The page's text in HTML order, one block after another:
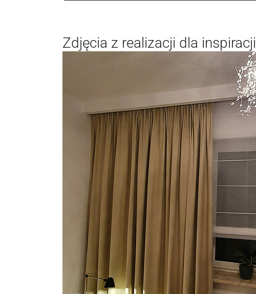
Zdjęcia z realizacji dla inspiracji